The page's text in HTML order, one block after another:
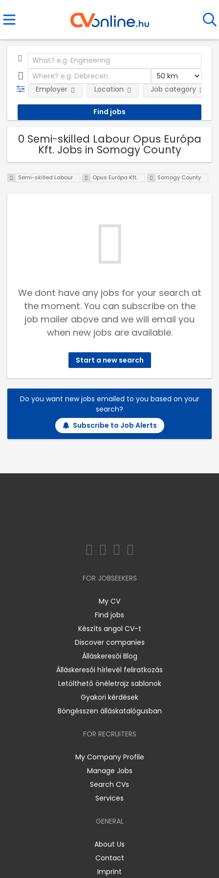
Employer Location Job category
0 Semi-skilled Labour Opus Európa
Kft. Jobs in Somogy County
Semi-skilled Labour Opus Európa Kft. Somogy County
We dont have any jobs for your search at
the moment. You can subscribe on the
job mailer above and we will email you
when new jobs are available.
Start a new search
Do you want new jobs emailed to you based on your
search?
Subscribe to Job Alerts
FOR JOBSEEKERS
My CV
Find jobs
Készíts angol CV-t
Discover companies
Álláskeresői Blog
Álláskeresői hírlevél feliratkozás
Letölthető önéletrajz sablonok
Gyakori kérdések
Böngésszen álláskatalógusban
FOR RECRUITERS
My Company Profile
Manage Jobs
Search CVs
Services
GENERAL
About Us
Contact
Imprint